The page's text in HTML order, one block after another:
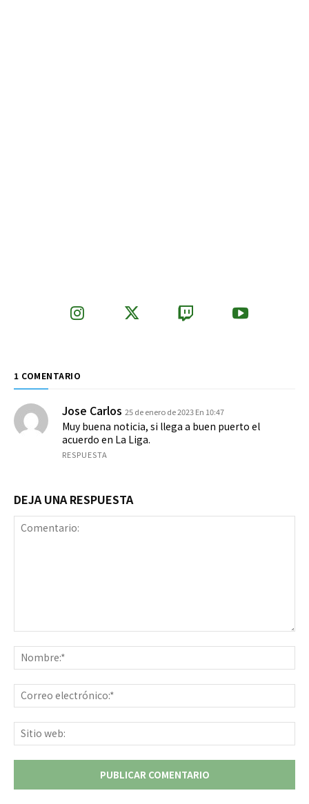
1 COMENTARIO
Jose Carlos 25 de enero de 2023 En 10:47
Muy buena noticia, si llega a buen puerto el
acuerdo en La Liga.
RESPUESTA
DEJA UNA RESPUESTA